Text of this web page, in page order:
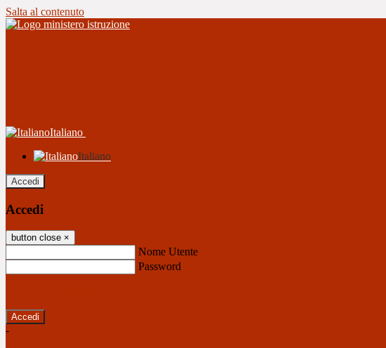
Salta al contenuto
Italiano
Italiano
Accedi
Accedi
button close ×
Nome Utente
Password
-